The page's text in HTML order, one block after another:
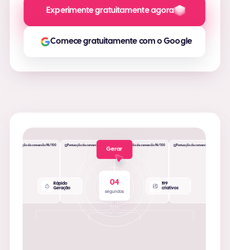
Experimente gratuitamente agora
Comece gratuitamente com o Google
Gerar
04
segundos
Pontuação de conversão 96/100 Pontuação de conversão 96/100 Pontuação de conversão 96/100 Pontuação de conversão 96/100
Rápido
Geração
0
criativos